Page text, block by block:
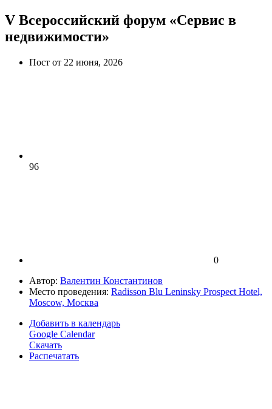
V Всероссийский форум «Сервис в
недвижимости»
Пост от 22 июня, 2026
96
0
Автор: Валентин Константинов
Место проведения: Radisson Blu Leninsky Prospect Hotel,
Moscow, Москва
Добавить в календарь
Google Calendar
Скачать
Распечатать